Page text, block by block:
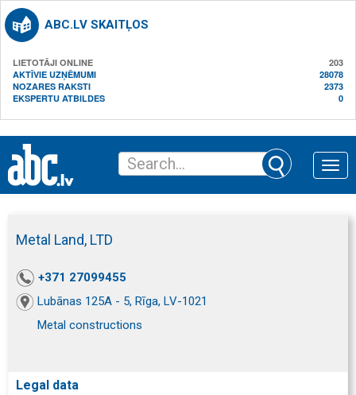
ABC.LV SKAITĻOS
LIETOTĀJI ONLINE
203
AKTĪVIE UZŅĒMUMI
28078
NOZARES RAKSTI
2373
EKSPERTU ATBILDES
0
Toggle
Metal Land, LTD
+371 27099455
Lubānas 125A - 5, Rīga, LV-1021
Metal constructions
Legal data